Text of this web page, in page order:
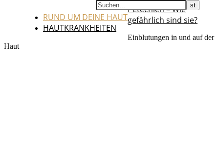
RUND UM DEINE HAUT
HAUTKRANKHEITEN
Petechien – Wie
gefährlich sind sie?
Einblutungen in und auf der
Haut